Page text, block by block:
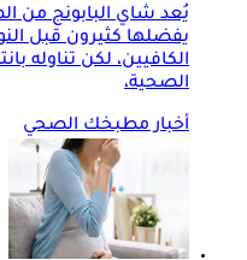
يُعد شاي البابونج من
يفضلها كثيرون قبل
الكافيين، لكن تناوله
الصحية،
أخبار مطبخك الصحي